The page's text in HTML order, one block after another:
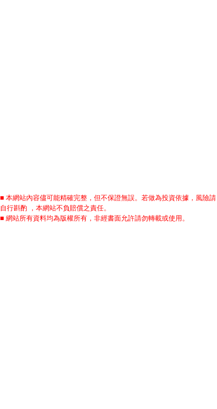
■ 本網站內容儘可能精確完整，但不保證無誤。若做為投資依據，風險請
自行斟酌 ，本網站不負賠償之責任。
■ 網站所有資料均為版權所有，非經書面允許請勿轉載或使用。